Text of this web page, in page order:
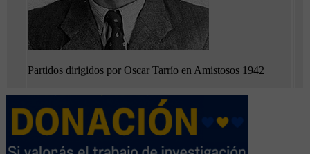
Partidos dirigidos por Oscar Tarrío en Amistosos 1942